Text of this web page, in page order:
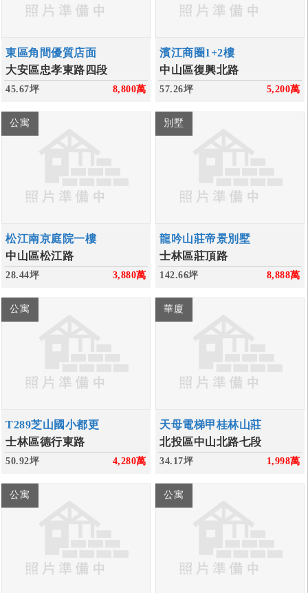
東區角間優質店面
大安區忠孝東路四段
45.67坪 8,800萬
濱江商圈1+2樓
中山區復興北路
57.26坪 5,200萬
公寓
松江南京庭院一樓
中山區松江路
28.44坪 3,880萬
別墅
龍吟山莊帝景別墅
士林區莊頂路
142.66坪 8,888萬
公寓
T289芝山國小都更
士林區德行東路
50.92坪 4,280萬
華廈
天母電梯甲桂林山莊
北投區中山北路七段
34.17坪 1,998萬
公寓 公寓